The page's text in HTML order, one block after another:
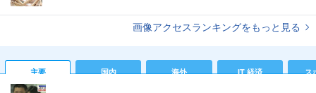
画像アクセスランキングをもっと見る
主要 国内 海外 IT 経済 ス